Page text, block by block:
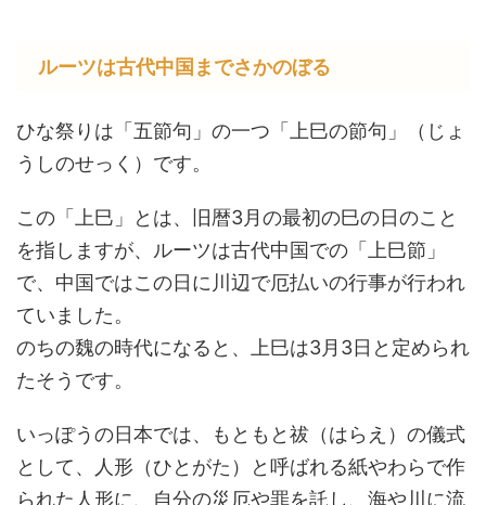
ルーツは古代中国までさかのぼる
ひな祭りは「五節句」の一つ「上巳の節句」（じょ
うしのせっく）です。
この「上巳」とは、旧暦3月の最初の巳の日のこと
を指しますが、ルーツは古代中国での「上巳節」
で、中国ではこの日に川辺で厄払いの行事が行われ
ていました。
のちの魏の時代になると、上巳は3月3日と定められ
たそうです。
いっぽうの日本では、もともと祓（はらえ）の儀式
として、人形（ひとがた）と呼ばれる紙やわらで作
られた人形に、自分の災厄や罪を託し、海や川に流